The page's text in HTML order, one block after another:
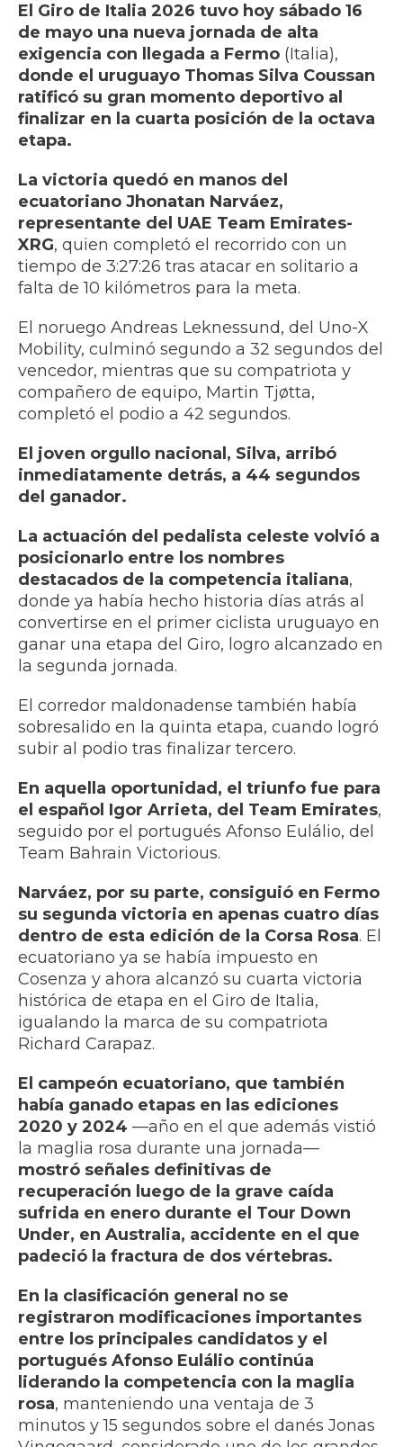
El Giro de Italia 2026 tuvo hoy sábado 16
de mayo una nueva jornada de alta
exigencia con llegada a Fermo (Italia),
donde el uruguayo Thomas Silva Coussan
ratificó su gran momento deportivo al
finalizar en la cuarta posición de la octava
etapa.
La victoria quedó en manos del
ecuatoriano Jhonatan Narváez,
representante del UAE Team Emirates-
XRG, quien completó el recorrido con un
tiempo de 3:27:26 tras atacar en solitario a
falta de 10 kilómetros para la meta.
El noruego Andreas Leknessund, del Uno-X
Mobility, culminó segundo a 32 segundos del
vencedor, mientras que su compatriota y
compañero de equipo, Martin Tjøtta,
completó el podio a 42 segundos.
El joven orgullo nacional, Silva, arribó
inmediatamente detrás, a 44 segundos
del ganador.
La actuación del pedalista celeste volvió a
posicionarlo entre los nombres
destacados de la competencia italiana,
donde ya había hecho historia días atrás al
convertirse en el primer ciclista uruguayo en
ganar una etapa del Giro, logro alcanzado en
la segunda jornada.
El corredor maldonadense también había
sobresalido en la quinta etapa, cuando logró
subir al podio tras finalizar tercero.
En aquella oportunidad, el triunfo fue para
el español Igor Arrieta, del Team Emirates,
seguido por el portugués Afonso Eulálio, del
Team Bahrain Victorious.
Narváez, por su parte, consiguió en Fermo
su segunda victoria en apenas cuatro días
dentro de esta edición de la Corsa Rosa. El
ecuatoriano ya se había impuesto en
Cosenza y ahora alcanzó su cuarta victoria
histórica de etapa en el Giro de Italia,
igualando la marca de su compatriota
Richard Carapaz.
El campeón ecuatoriano, que también
había ganado etapas en las ediciones
2020 y 2024 —año en el que además vistió
la maglia rosa durante una jornada—
mostró señales definitivas de
recuperación luego de la grave caída
sufrida en enero durante el Tour Down
Under, en Australia, accidente en el que
padeció la fractura de dos vértebras.
En la clasificación general no se
registraron modificaciones importantes
entre los principales candidatos y el
portugués Afonso Eulálio continúa
liderando la competencia con la maglia
rosa, manteniendo una ventaja de 3
minutos y 15 segundos sobre el danés Jonas